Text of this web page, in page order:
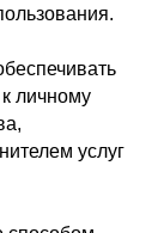
личному
услуг